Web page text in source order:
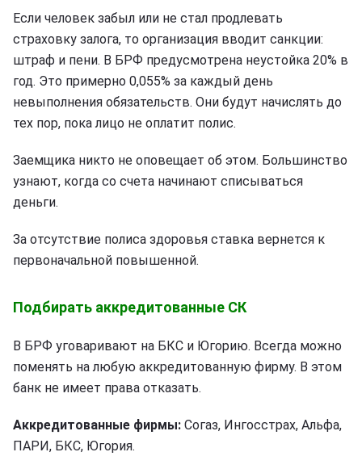
Если человек забыл или не стал продлевать
страховку залога, то организация вводит санкции:
штраф и пени. В БРФ предусмотрена неустойка 20% в
год. Это примерно 0,055% за каждый день
невыполнения обязательств. Они будут начислять до
тех пор, пока лицо не оплатит полис.
Заемщика никто не оповещает об этом. Большинство
узнают, когда со счета начинают списываться
деньги.
За отсутствие полиса здоровья ставка вернется к
первоначальной повышенной.
Подбирать аккредитованные СК
В БРФ уговаривают на БКС и Югорию. Всегда можно
поменять на любую аккредитованную фирму. В этом
банк не имеет права отказать.
Аккредитованные фирмы: Согаз, Ингосстрах, Альфа,
ПАРИ, БКС, Югория.